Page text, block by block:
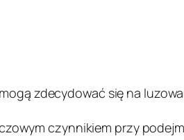
zdecydować się na
czynnikiem przy